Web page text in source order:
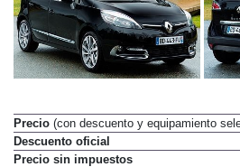
Precio (con descuento y equipamiento
Descuento oficial
Precio sin impuestos